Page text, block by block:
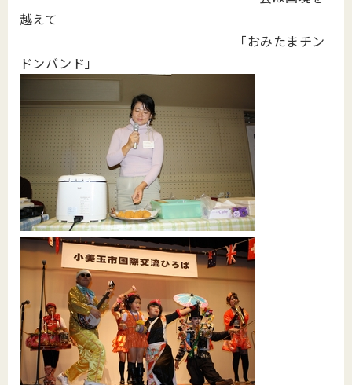
越えて
「おみたまチン
ドンバンド」